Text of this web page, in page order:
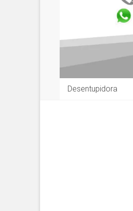
Desentupidora